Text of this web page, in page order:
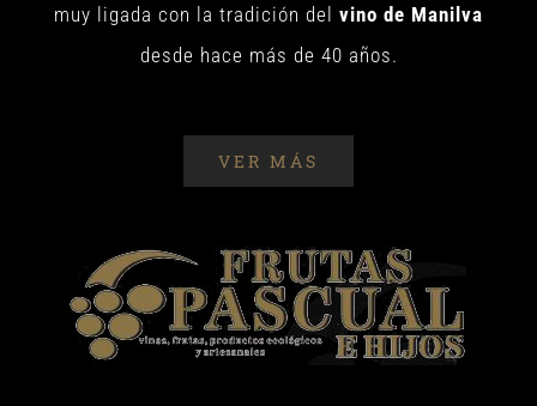
muy ligada con la tradición del vino de Manilva
desde hace más de 40 años.
VER MÁS